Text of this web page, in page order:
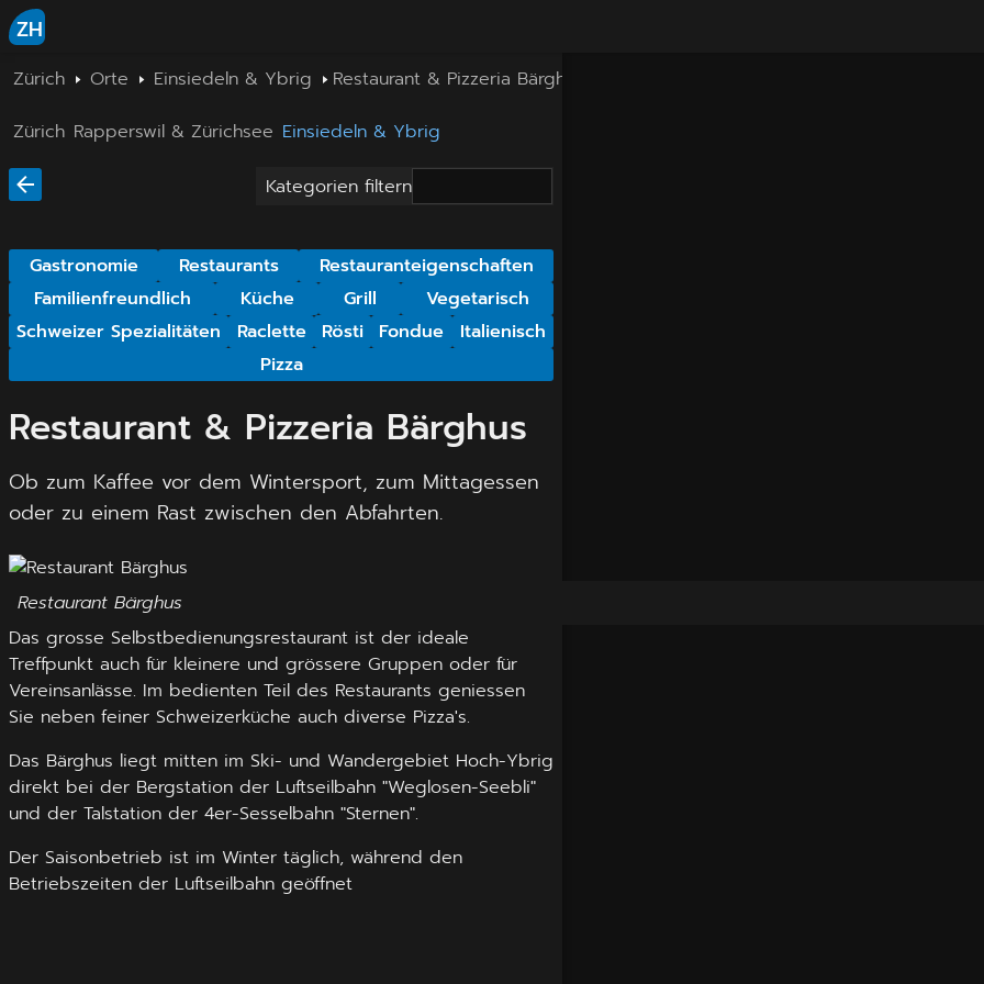
ZH
Zürich Orte Einsiedeln & Ybrig
Restaurant & Pizzeria Bärghus
Zürich Rapperswil & Zürichsee Einsiedeln & Ybrig
Kategorien filtern
Gastronomie Restaurants
Restauranteigenschaften
Familienfreundlich
Küche Grill
Vegetarisch
Schweizer Spezialitäten
Raclette Rösti Fondue
Italienisch
Pizza
Restaurant & Pizzeria Bärghus
Ob zum Kaffee vor dem Wintersport, zum Mittagessen
oder zu einem Rast zwischen den Abfahrten.
Restaurant Bärghus
Das grosse Selbstbedienungsrestaurant ist der ideale
Treffpunkt auch für kleinere und grössere Gruppen oder für
Vereinsanlässe. Im bedienten Teil des Restaurants geniessen
Sie neben feiner Schweizerküche auch diverse Pizza's.
Das Bärghus liegt mitten im Ski- und Wandergebiet Hoch-Ybrig
direkt bei der Bergstation der Luftseilbahn "Weglosen-Seebli"
und der Talstation der 4er-Sesselbahn "Sternen".
Der Saisonbetrieb ist im Winter täglich, während den
Betriebszeiten der Luftseilbahn geöffnet